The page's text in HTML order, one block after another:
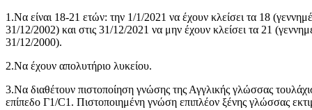
1.Να είναι 18-21 ετών: την 1/1/2021 να έχουν κλείσει τα 18
31/12/2002) και στις 31/12/2021 να μην έχουν κλείσει τα 21
31/12/2000).
2.Να έχουν απολυτήριο λυκείου.
3.Να διαθέτουν πιστοποίηση γνώσης της Αγγλικής γλώσσας
επίπεδο Γ1/C1. Πιστοποιημένη γνώση επιπλέον ξένης γλώσσας